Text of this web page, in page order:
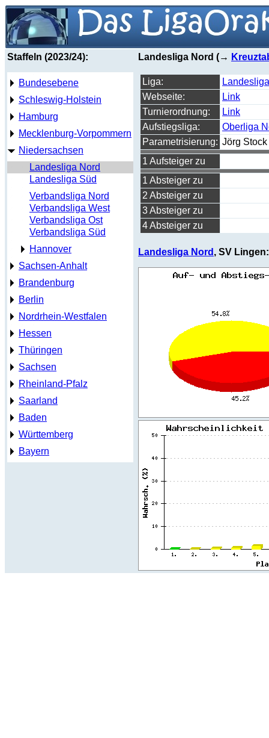
Staffeln (2023/24):
Bundesebene
Schleswig-Holstein
Hamburg
Mecklenburg-Vorpommern
Niedersachsen
Landesliga Nord
Landesliga Süd
Verbandsliga Nord
Verbandsliga West
Verbandsliga Ost
Verbandsliga Süd
Hannover
Sachsen-Anhalt
Brandenburg
Berlin
Nordrhein-Westfalen
Hessen
Thüringen
Sachsen
Rheinland-Pfalz
Saarland
Baden
Württemberg
Bayern
Landesliga Nord (→
Liga:
Webseite:
Link
Turnierordnung:
Link
Aufstiegsliga:
Oberliga
Parametrisierung: Jörg Stock
1 Aufsteiger zu
1 Absteiger zu
2 Absteiger zu
3 Absteiger zu
4 Absteiger zu
Landesliga Nord , SV Lingen: